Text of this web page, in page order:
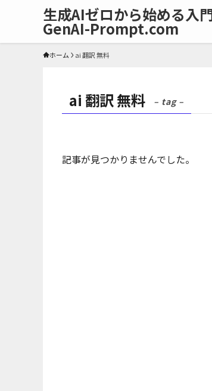
生成AIゼロから始める入
GenAI-Prompt.com
ホーム ai 翻訳 無料
ai 翻訳 無料 – tag –
記事が見つかりませんでした。